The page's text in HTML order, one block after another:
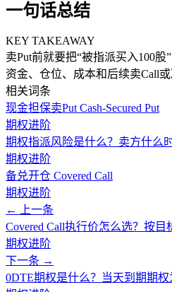
一句话总结
KEY TAKEAWAY
卖Put前就要把“被指派买入100
资金、仓位、成本和后续卖Call或
相关词条
现金担保卖Put Cash-Secured Put
期权进阶
期权指派风险是什么？卖方什么
期权进阶
备兑开仓 Covered Call
期权进阶
← 上一条
Covered Call执行价怎么选？按
期权进阶
下一条 →
0DTE期权是什么？当天到期期权